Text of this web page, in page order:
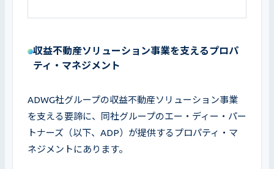
収益不動産ソリューション事業を支えるプロパ
ティ・マネジメント
ADWG社グループの収益不動産ソリューション事業
を支える要諦に、同社グループのエー・ディー・パー
トナーズ（以下、ADP）が提供するプロパティ・マ
ネジメントにあります。